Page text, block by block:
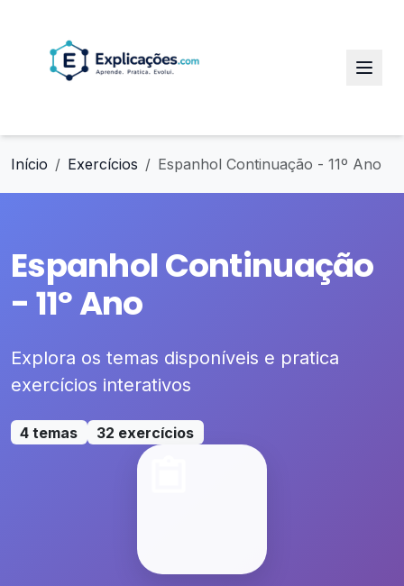
Início Exercícios Espanhol Continuação - 11º Ano
Espanhol Continuação
- 11º Ano
Explora os temas disponíveis e pratica
exercícios interativos
4 temas 32 exercícios